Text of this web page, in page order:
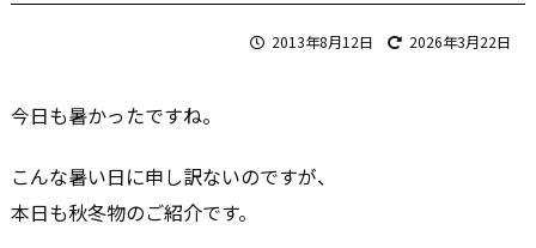
2013年8月12日 2026年3月22日
今日も暑かったですね。
こんな暑い日に申し訳ないのですが、
本日も秋冬物のご紹介です。